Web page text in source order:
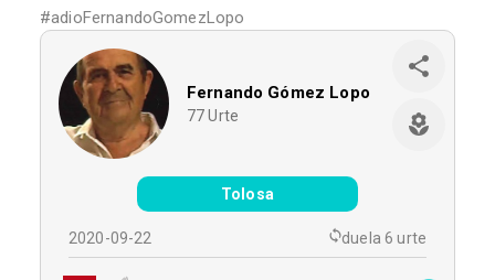
#adioFernandoGomezLopo
Fernando Gómez Lopo
77 Urte
Tolosa
2020-09-22 duela 6 urte